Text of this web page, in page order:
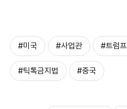
#미국 #사업관 #트럼프
#틱톡금지법 #중국